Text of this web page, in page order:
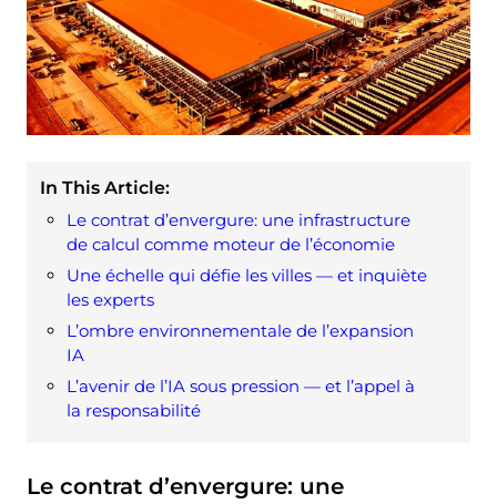
In This Article:
Le contrat d’envergure: une infrastructure
de calcul comme moteur de l’économie
Une échelle qui défie les villes — et inquiète
les experts
L’ombre environnementale de l’expansion
IA
L’avenir de l’IA sous pression — et l’appel à
la responsabilité
Le contrat d’envergure: une